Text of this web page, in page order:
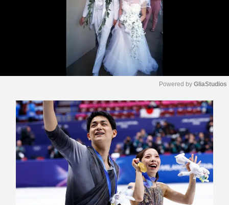
M
u
t
e
Powered by GliaStudios